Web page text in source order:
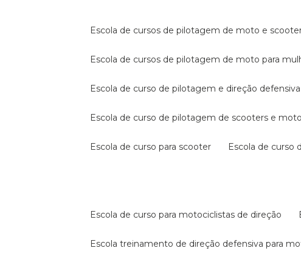
escola de cursos de pilotagem de moto e
escola de cursos de pilotagem de moto para
escola de curso de pilotagem e direção defensiva
escola de curso de pilotagem de scooters e
escola de curso para scooter escola de
escola de curso para motociclistas de direção
escola treinamento de direção defensiva para